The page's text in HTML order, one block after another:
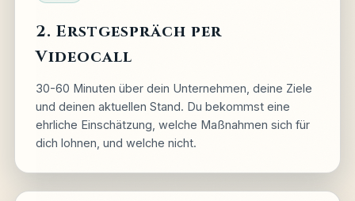
2. Erstgespräch per
Videocall
30-60 Minuten über dein Unternehmen, deine Ziele
und deinen aktuellen Stand. Du bekommst eine
ehrliche Einschätzung, welche Maßnahmen sich für
dich lohnen, und welche nicht.